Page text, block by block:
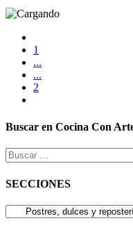
1
...
...
2
Buscar en Cocina Con
Buscar:
SECCIONES
SECCIONES